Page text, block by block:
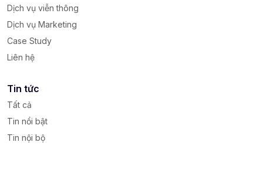
Dịch vụ viễn thông
Dịch vụ Marketing
Case Study
Liên hệ
Tin tức
Tất cả
Tin nổi bật
Tin nội bộ